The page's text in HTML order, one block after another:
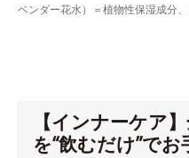
ベンダー花水）＝植物性保湿成分
【インナーケア
を“飲むだけ”で